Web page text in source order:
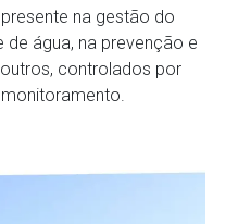
na gestão do
água, na prevenção e
controlados por